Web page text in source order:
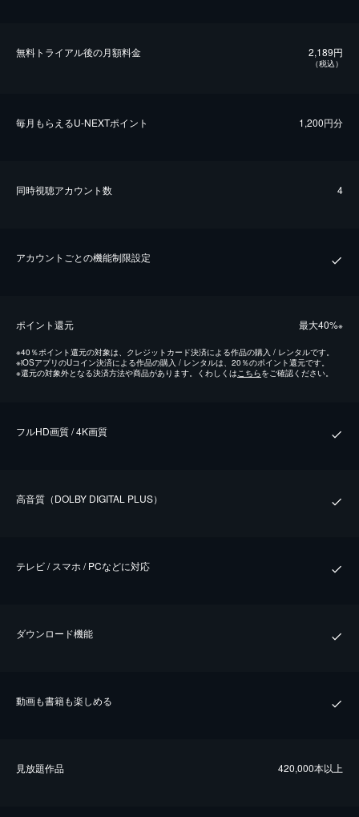
無料トライアル後の⽉額料金 2,189円
（税込）
毎⽉もらえるU-NEXTポイント 1,200円分
同時視聴アカウント数 4
アカウントごとの機能制限設定
ポイント還元 最⼤40%※
※40％ポイント還元の対象は、クレジットカード決済による作品の購入 / レンタルです。
※iOSアプリのUコイン決済による作品の購入 / レンタルは、20％のポイント還元です。
※還元の対象外となる決済方法や商品があります。くわしくはこちらをご確認ください。
フルHD画質 / 4K画質
⾼⾳質（DOLBY DIGITAL PLUS）
テレビ / スマホ / PCなどに対応
ダウンロード機能
動画も書籍も楽しめる
⾒放題作品 420,000本以上